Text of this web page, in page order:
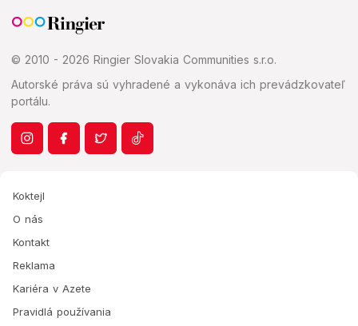
© 2010 - 2026 Ringier Slovakia Communities s.r.o.
Autorské práva sú vyhradené a vykonáva ich prevádzkovateľ
portálu.
Koktejl
O nás
Kontakt
Reklama
Kariéra v Azete
Pravidlá používania